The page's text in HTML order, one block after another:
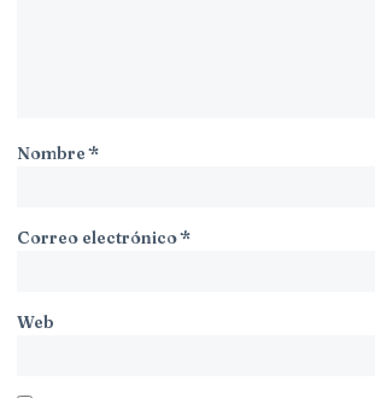
Nombre*
Correo electrónico*
Web